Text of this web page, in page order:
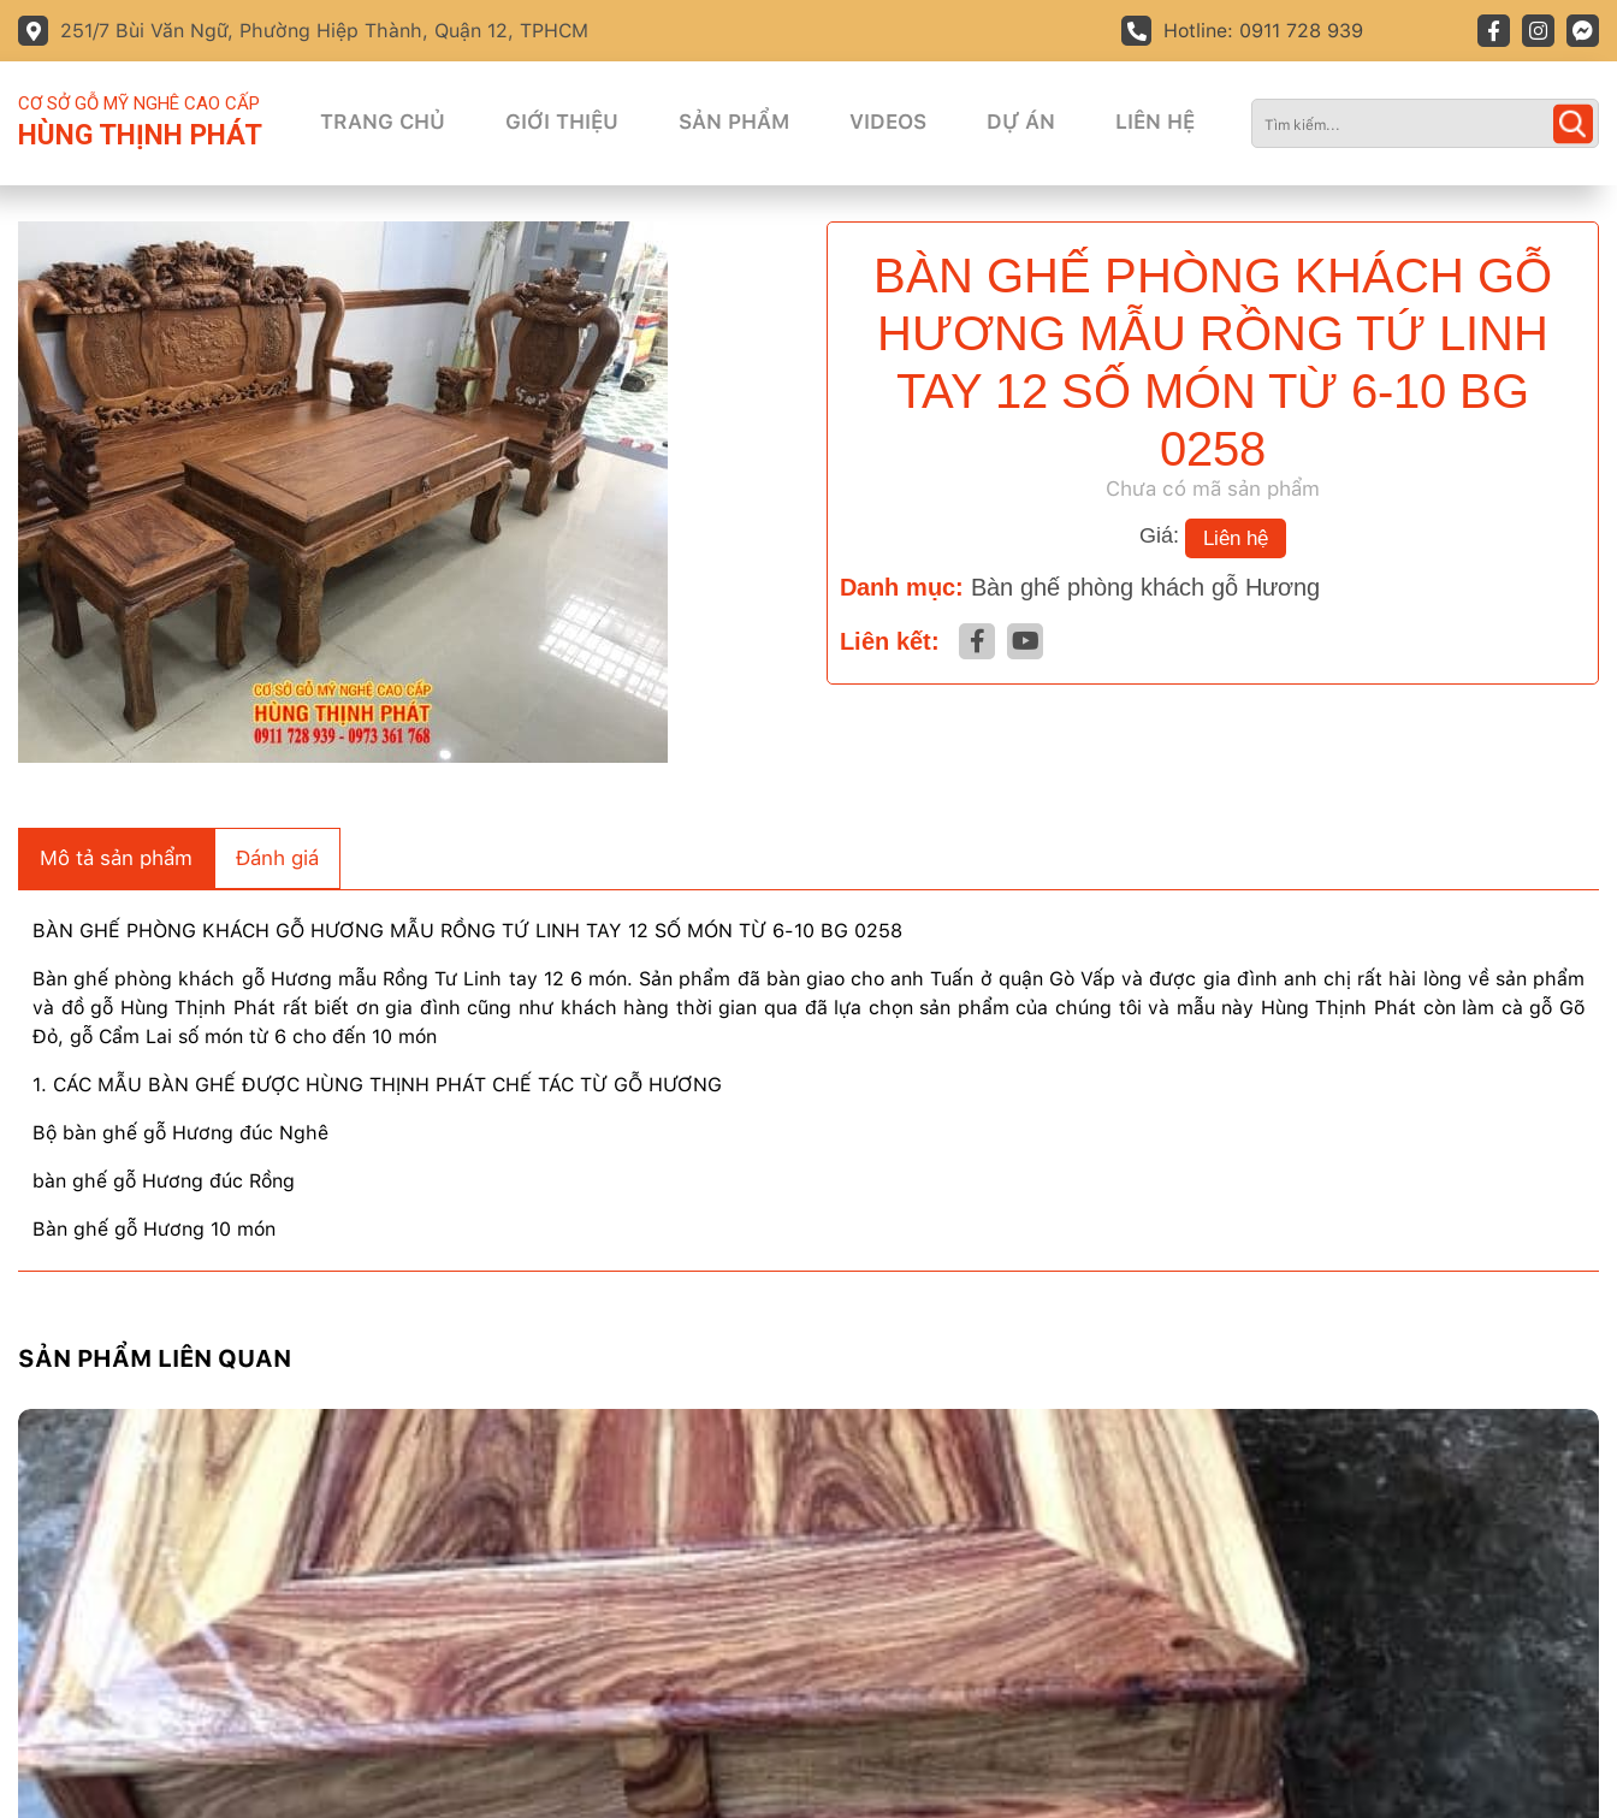
251/7 Bùi Văn Ngữ, Phường Hiệp Thành, Quận 12, TPHCM Hotline: 0911 728 939
CƠ SỞ GỖ MỸ NGHÊ CAO CẤP
HÙNG THỊNH PHÁT TRANG CHỦ GIỚI THIỆU SẢN PHẨM VIDEOS DỰ ÁN LIÊN HỆ
BÀN GHẾ PHÒNG KHÁCH GỖ
HƯƠNG MẪU RỒNG TỨ LINH
TAY 12 SỐ MÓN TỪ 6-10 BG
0258
Chưa có mã sản phẩm
Giá:
Liên hệ
Danh mục: Bàn ghế phòng khách gỗ Hương
Liên kết:
Mô tả sản phẩm Đánh giá
BÀN GHẾ PHÒNG KHÁCH GỖ HƯƠNG MẪU RỒNG TỨ LINH TAY 12 SỐ MÓN TỪ 6-10 BG 0258
Bàn ghế phòng khách gỗ Hương mẫu Rồng Tư Linh tay 12 6 món. Sản phẩm đã bàn giao cho anh Tuấn ở quận Gò Vấp và được gia đình anh chị rất hài lòng về sản phẩm
và đồ gỗ Hùng Thịnh Phát rất biết ơn gia đình cũng như khách hàng thời gian qua đã lựa chọn sản phẩm của chúng tôi và mẫu này Hùng Thịnh Phát còn làm cà gỗ Gõ
Đỏ, gỗ Cẩm Lai số món từ 6 cho đến 10 món
1. CÁC MẪU BÀN GHẾ ĐƯỢC HÙNG THỊNH PHÁT CHẾ TÁC TỪ GỖ HƯƠNG
Bộ bàn ghế gỗ Hương đúc Nghê
bàn ghế gỗ Hương đúc Rồng
Bàn ghế gỗ Hương 10 món
SẢN PHẨM LIÊN QUAN